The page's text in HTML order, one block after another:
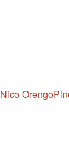
Nico Orengo